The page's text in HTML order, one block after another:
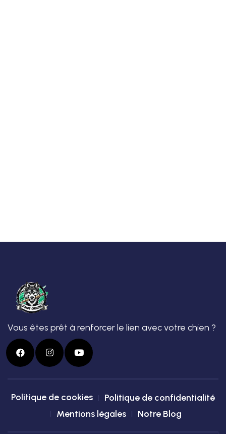
Vous êtes prêt à renforcer le lien avec votre chien ?
Politique de cookies
Politique de confidentialité
Mentions légales
Notre Blog